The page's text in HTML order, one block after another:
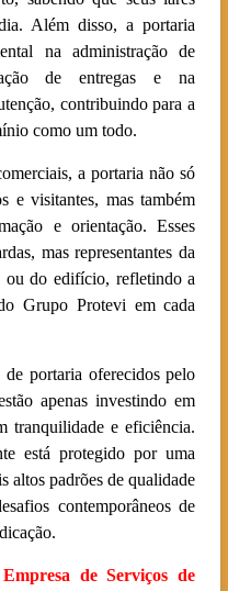
Além disso, a portaria
na administração de
de entregas e na
contribuindo para a
como um todo.
a portaria não só
e visitantes, mas também
e orientação. Esses
mas representantes da
ou do edifício, refletindo a
Grupo Protevi em cada
portaria oferecidos pelo
apenas investindo em
tranquilidade e eficiência.
está protegido por uma
altos padrões de qualidade
contemporâneos de
Empresa de Serviços de